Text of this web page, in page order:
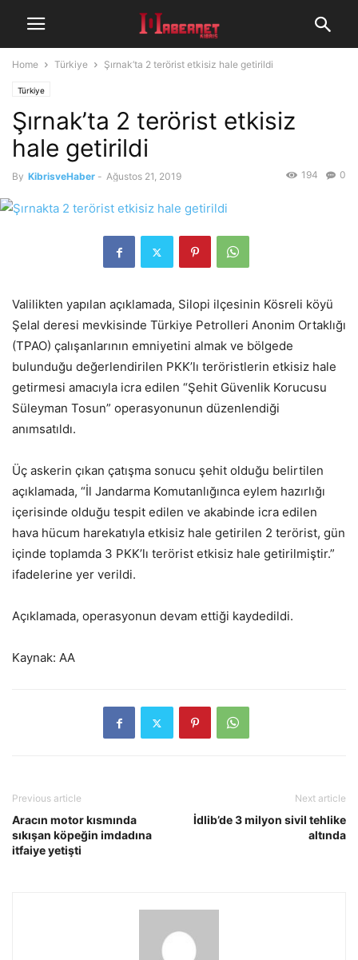
Home Türkiye Şırnak’ta 2 terörist etkisiz hale getirildi
Türkiye
Şırnak’ta 2 terörist etkisiz
hale getirildi
By KibrisveHaber - Ağustos 21, 2019 0
194
Valilikten yapılan açıklamada, Silopi ilçesinin Kösreli köyü
Şelal deresi mevkisinde Türkiye Petrolleri Anonim Ortaklığı
(TPAO) çalışanlarının emniyetini almak ve bölgede
bulunduğu değerlendirilen PKK’lı teröristlerin etkisiz hale
getirmesi amacıyla icra edilen “Şehit Güvenlik Korucusu
Süleyman Tosun” operasyonunun düzenlendiği
anımsatıldı.
Üç askerin çıkan çatışma sonucu şehit olduğu belirtilen
açıklamada, “İl Jandarma Komutanlığınca eylem hazırlığı
içerisinde olduğu tespit edilen ve akabinde icra edilen
hava hücum harekatıyla etkisiz hale getirilen 2 terörist, gün
içinde toplamda 3 PKK’lı terörist etkisiz hale getirilmiştir.”
ifadelerine yer verildi.
Açıklamada, operasyonun devam ettiği kaydedildi.
Kaynak: AA
Previous article
Aracın motor kısmında
sıkışan köpeğin imdadına
itfaiye yetişti
Next article
İdlib’de 3 milyon sivil tehlike
altında